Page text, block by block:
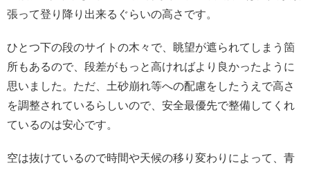
張って登り降り出来るぐらいの高さです。
ひとつ下の段のサイトの木々で、眺望が遮られてしまう箇
所もあるので、段差がもっと高ければより良かったように
思いました。ただ、土砂崩れ等への配慮をしたうえで高さ
を調整されているらしいので、安全最優先で整備してくれ
ているのは安心です。
空は抜けているので時間や天候の移り変わりによって、青